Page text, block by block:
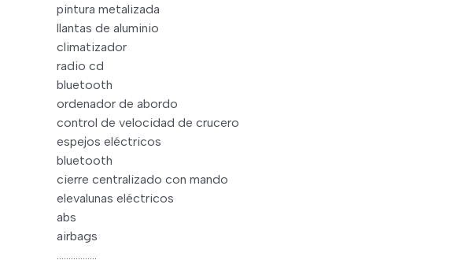
pintura metalizada
llantas de aluminio
climatizador
radio cd
bluetooth
ordenador de abordo
control de velocidad de crucero
espejos eléctricos
bluetooth
cierre centralizado con mando
elevalunas eléctricos
abs
airbags
……………..